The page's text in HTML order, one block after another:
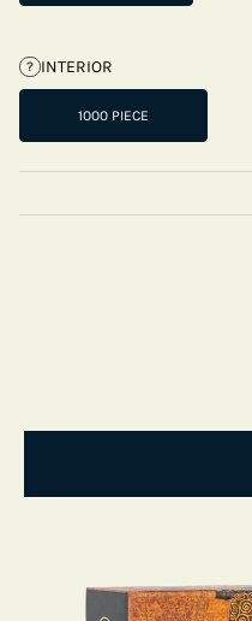
? INTERIOR
1000 PIECE